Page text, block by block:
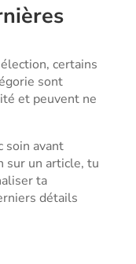
certains
sont
et peuvent ne
soin avant
sur un article, tu
ta
détails